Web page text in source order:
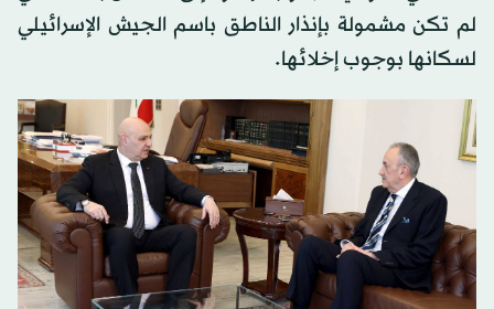
لم تكن مشمولة بإنذار الناطق باسم الجيش الإسرائيلي
لسكانها بوجوب إخلائها.